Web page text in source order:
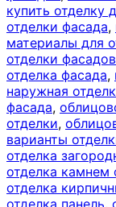
купить отделку
отделки фасада,
материалы для
отделки
отделка фасада,
наружная
фасада,
отделки,
варианты
отделка
отделка камнем
отделка
отделка панель,